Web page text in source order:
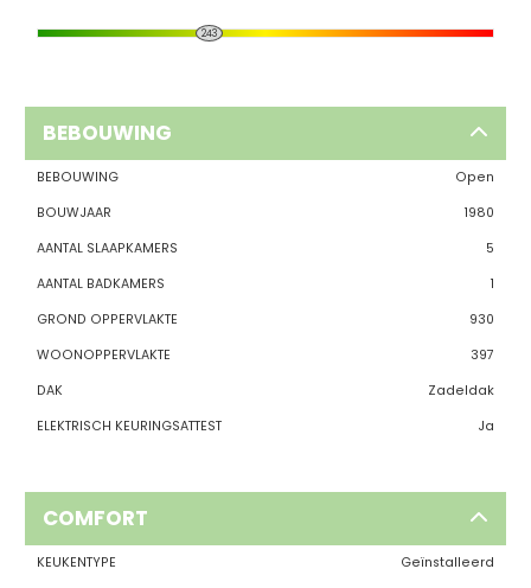
243
BEBOUWING
BEBOUWING
Open
BOUWJAAR
1980
AANTAL SLAAPKAMERS
5
AANTAL BADKAMERS
1
GROND OPPERVLAKTE
930
WOONOPPERVLAKTE
397
DAK
Zadeldak
ELEKTRISCH KEURINGSATTEST
Ja
COMFORT
KEUKENTYPE
Geïnstalleerd